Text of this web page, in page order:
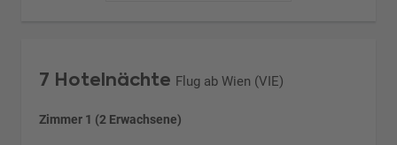
7 Hotelnächte Flug ab Wien (VIE)
Zimmer 1 (2 Erwachsene)